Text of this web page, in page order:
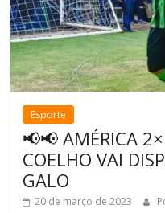
Esporte
📢📢 AMÉRICA
COELHO VAI
GALO
20 de março de 2023